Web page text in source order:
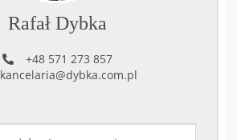
Rafał Dybka
+48 571 273 857
kancelaria@dybka.com.pl